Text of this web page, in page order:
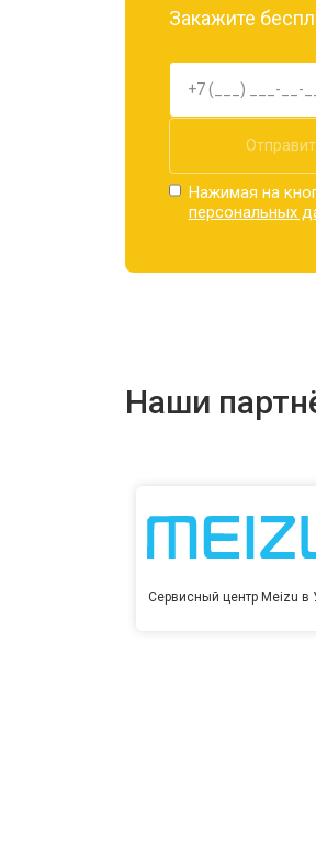
Замена
Замена
Замена кнопки
Закажите
Нажимая на
персональных
Наши
Сервисный центр Meizu в